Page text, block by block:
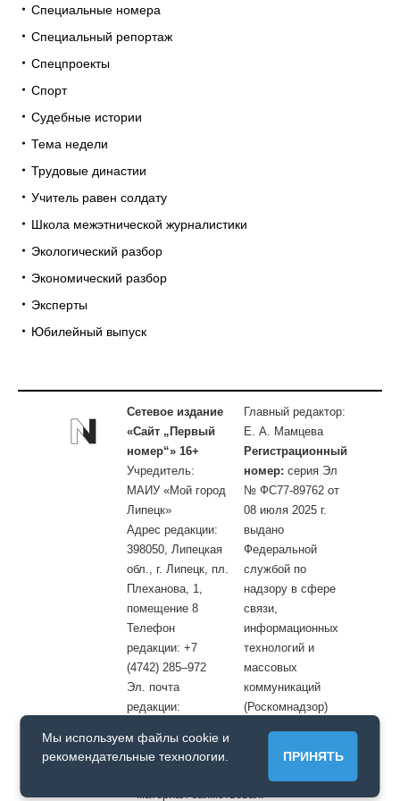
Мы используем файлы cookie и
рекомендательные технологии.
ПРИНЯТЬ
Специальные номера
Специальный репортаж
Спецпроекты
Спорт
Судебные истории
Тема недели
Трудовые династии
Учитель равен солдату
Школа межэтнической журналистики
Экологический разбор
Экономический разбор
Эксперты
Юбилейный выпуск
Сетевое издание
«Сайт „Первый
номер“» 16+
Учредитель:
МАИУ «Мой город
Липецк»
Адрес редакции:
398050, Липецкая
обл., г. Липецк, пл.
Плеханова, 1,
помещение 8
Телефон
редакции: +7
(4742) 285–972
Эл. почта
редакции:
Главный редактор:
Е. А. Мамцева
Регистрационный
номер: серия Эл
№ ФС77-89762 от
08 июля 2025 г.
выдано
Федеральной
службой по
надзору в сфере
связи,
информационных
технологий и
массовых
коммуникаций
(Роскомнадзор)
Первый номер © / Допускается цитирование материалов с